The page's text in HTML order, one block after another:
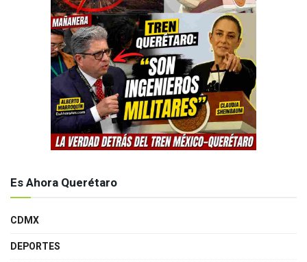
Es Ahora Querétaro
CDMX
DEPORTES